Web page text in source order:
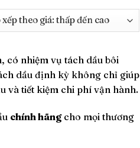
có nhiệm vụ tách dầu bôi
dầu định kỳ không chỉ giúp
và tiết kiệm chi phí vận hành.
chính hãngcho mọi thương